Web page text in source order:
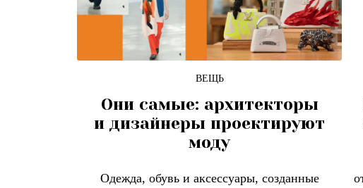
ВЕЩЬ
Они самые: архитекторы
и дизайнеры проектируют
моду
Одежда, обувь и аксессуары, созданные